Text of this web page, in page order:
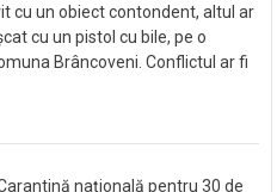
cu un obiect contondent, altul ar
cu un pistol cu bile, pe o
Brâncoveni. Conflictul ar fi
națională pentru 30 de